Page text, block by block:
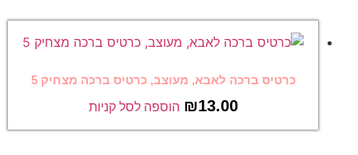
כרטיס ברכה לאבא, מעוצב, כרטיס ברכה מצחיק 5
₪13.00 הוספה לסל קניות